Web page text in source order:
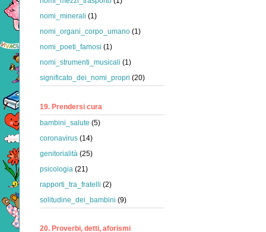
nomi_minerali (1)
nomi_organi_corpo_umano (1)
nomi_poeti_famosi (1)
nomi_strumenti_musicali (1)
significato_dei_nomi_propri (20)
19. Prendersi cura
bambini_salute (5)
coronavirus (14)
genitorialità (25)
psicologia (21)
rapporti_tra_fratelli (2)
solitudine_dei_bambini (9)
20. Proverbi, detti, aforismi